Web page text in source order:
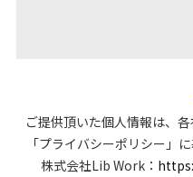
ご提供頂いた個人情報は、
「プライバシーポリシー」
株式会社Lib Work：